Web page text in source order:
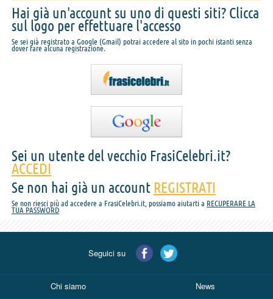
Hai già un'account su uno di questi siti? Clicca
sul logo per effettuare l'accesso
Se sei già registrato a Google (Gmail) potrai accedere al sito in pochi istanti senza
dover fare alcuna registrazione.
Sei un utente del vecchio FrasiCelebri.it?
ACCEDI
Se non hai già un account REGISTRATI
Se non riesci più ad accedere a FrasiCelebri.it, possiamo aiutarti a RECUPERARE LA
TUA PASSWORD
Seguici su
Chi siamo News